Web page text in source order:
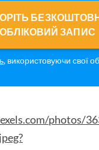
ОБЛІКОВИЙ ЗАПИС
, використовуючи свої
photos/